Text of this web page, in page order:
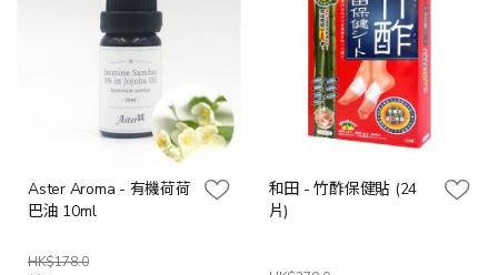
Aster Aroma - 有機荷荷
巴油 10ml
HK$178.0
和田 - 竹酢保健貼 (24
片)